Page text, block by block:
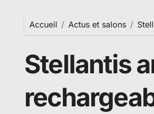
Accueil Actus et salons
Stellantis